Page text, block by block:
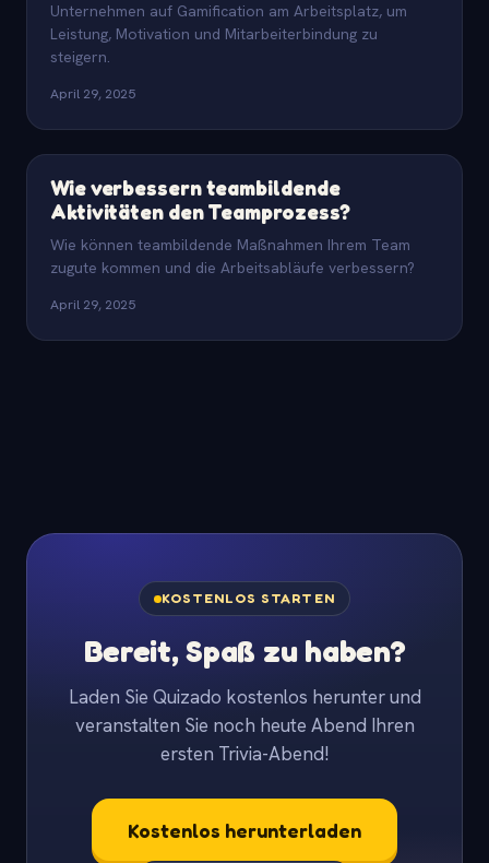
Unternehmen auf Gamification am Arbeitsplatz, um
Leistung, Motivation und Mitarbeiterbindung zu
steigern.
April 29, 2025
Wie verbessern teambildende
Aktivitäten den Teamprozess?
Wie können teambildende Maßnahmen Ihrem Team
zugute kommen und die Arbeitsabläufe verbessern?
April 29, 2025
KOSTENLOS STARTEN
Bereit, Spaß zu haben?
Laden Sie Quizado kostenlos herunter und
veranstalten Sie noch heute Abend Ihren
ersten Trivia-Abend!
Kostenlos herunterladen